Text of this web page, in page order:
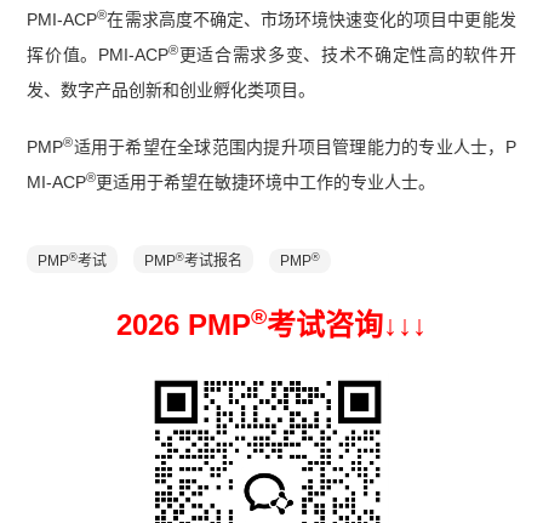
PMI-ACP®在需求高度不确定、市场环境快速变化的项目中更能发
挥价值。PMI-ACP®更适合需求多变、技术不确定性高的软件开
发、数字产品创新和创业孵化类项目。
PMP®适用于希望在全球范围内提升项目管理能力的专业人士，P
MI-ACP®更适用于希望在敏捷环境中工作的专业人士。
PMP®考试 PMP®考试报名 PMP®
2026 PMP®考试咨询↓ ↓ ↓